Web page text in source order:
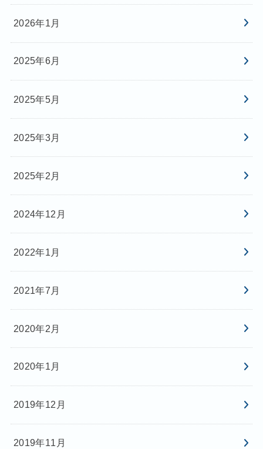
2026年1月
2025年6月
2025年5月
2025年3月
2025年2月
2024年12月
2022年1月
2021年7月
2020年2月
2020年1月
2019年12月
2019年11月